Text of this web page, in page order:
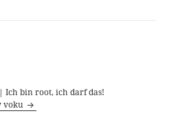
| Ich bin root, ich darf das!
voku